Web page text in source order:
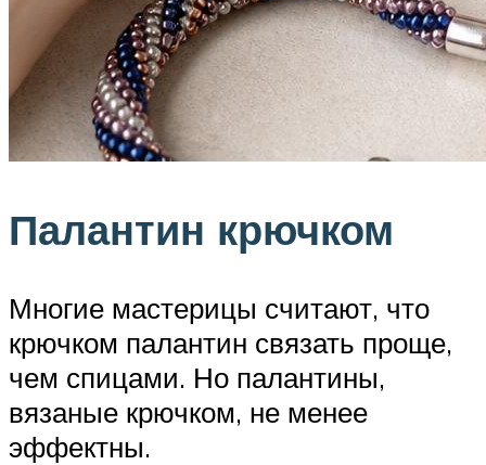
Палантин крючком
Многие мастерицы считают, что
крючком палантин связать проще,
чем спицами. Но палантины,
вязаные крючком, не менее
эффектны.